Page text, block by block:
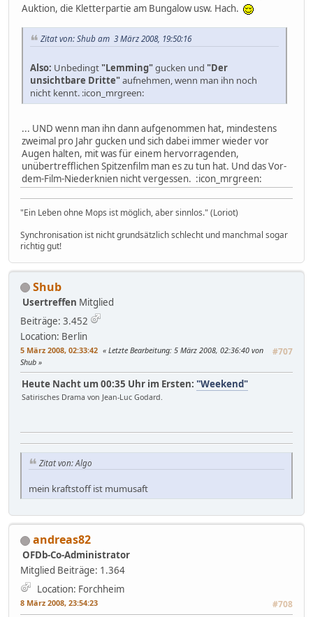
Auktion, die Kletterpartie am Bungalow usw. Hach.
Zitat von: Shub am 3 März 2008, 19:50:16
Also: Unbedingt "Lemming"gucken und "Der
unsichtbare Dritte"aufnehmen, wenn man ihn noch
nicht kennt. :icon_mrgreen:
... UND wenn man ihn dann aufgenommen hat, mindestens
zweimal pro Jahr gucken und sich dabei immer wieder vor
Augen halten, mit was für einem hervorragenden,
unübertrefflichen Spitzenfilm man es zu tun hat. Und das Vor-
dem-Film-Niederknien nicht vergessen. :icon_mrgreen:
"Ein Leben ohne Mops ist möglich, aber sinnlos." (Loriot)
Synchronisation ist nicht grundsätzlich schlecht und manchmal sogar
richtig gut!
Shub
Usertreffen Mitglied
Beiträge: 3.452
Location: Berlin
5 März 2008, 02:33:42 #707
Letzte Bearbeitung: 5 März 2008, 02:36:40 von
Shub
Heute Nacht um 00:35 Uhr im Ersten: "Weekend"
Satirisches Drama von Jean-Luc Godard.
Zitat von: Algo
mein kraftstoff ist mumusaft
andreas82
OFDb-Co-Administrator
Mitglied Beiträge: 1.364
Location: Forchheim
8 März 2008, 23:54:23 #708